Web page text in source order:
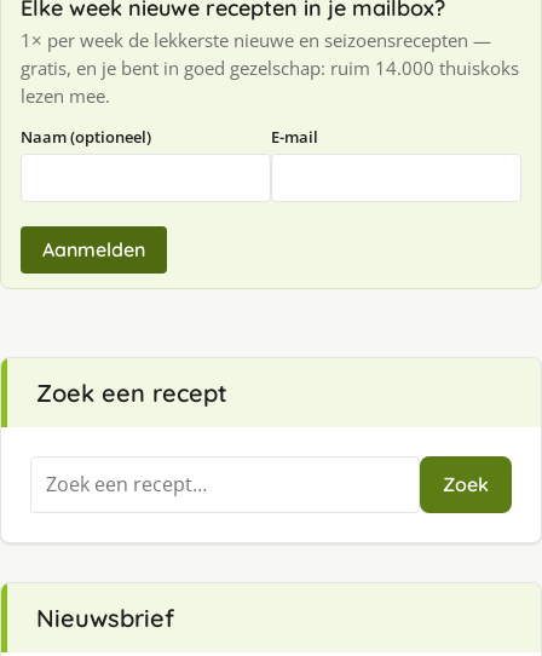
Elke week nieuwe recepten in je mailbox?
1× per week de lekkerste nieuwe en seizoensrecepten —
gratis, en je bent in goed gezelschap: ruim 14.000 thuiskoks
lezen mee.
Naam (optioneel) E-mail
Aanmelden
Zoek een recept
Zoeken
naar:
Zoek
Nieuwsbrief